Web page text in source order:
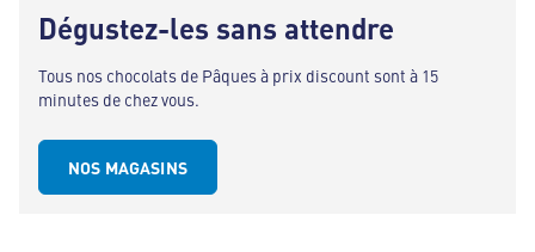
Dégustez-les sans attendre
Tous nos chocolats de Pâques à prix discount sont à 15
minutes de chez vous.
NOS MAGASINS